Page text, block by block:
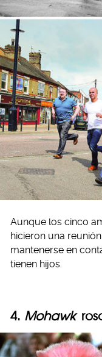
Aunque los cinco
hicieron una
mantenerse en
tienen hijos.
4. Mohawk